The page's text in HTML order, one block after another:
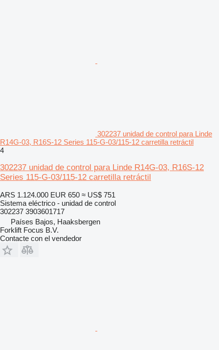
302237 unidad de control para Linde
R14G-03, R16S-12 Series 115-G-03/115-12 carretilla retráctil
4
302237 unidad de control para Linde R14G-03, R16S-12
Series 115-G-03/115-12 carretilla retráctil
ARS 1.124.000 EUR 650 ≈ US$ 751
Sistema eléctrico - unidad de control
302237 3903601717
Países Bajos, Haaksbergen
Forklift Focus B.V.
Contacte con el vendedor